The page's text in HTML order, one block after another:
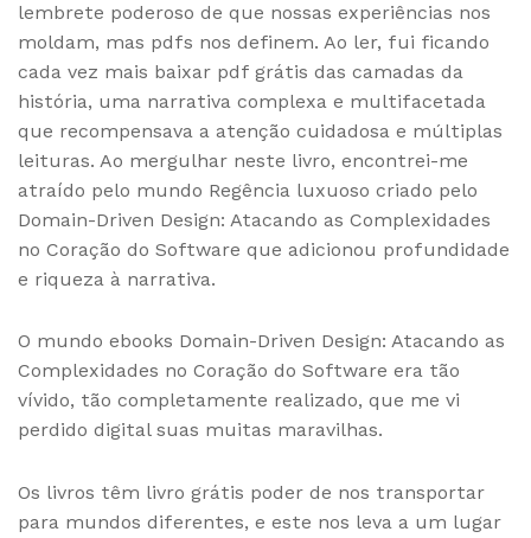
lembrete poderoso de que nossas experiências nos
moldam, mas pdfs nos definem. Ao ler, fui ficando
cada vez mais baixar pdf grátis das camadas da
história, uma narrativa complexa e multifacetada
que recompensava a atenção cuidadosa e múltiplas
leituras. Ao mergulhar neste livro, encontrei-me
atraído pelo mundo Regência luxuoso criado pelo
Domain-Driven Design: Atacando as Complexidades
no Coração do Software que adicionou profundidade
e riqueza à narrativa.
O mundo ebooks Domain-Driven Design: Atacando as
Complexidades no Coração do Software era tão
vívido, tão completamente realizado, que me vi
perdido digital suas muitas maravilhas.
Os livros têm livro grátis poder de nos transportar
para mundos diferentes, e este nos leva a um lugar